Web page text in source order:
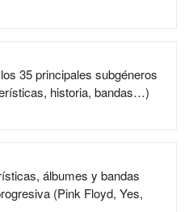
35 principales subgéneros
historia, bandas…)
álbumes y bandas
(Pink Floyd, Yes,